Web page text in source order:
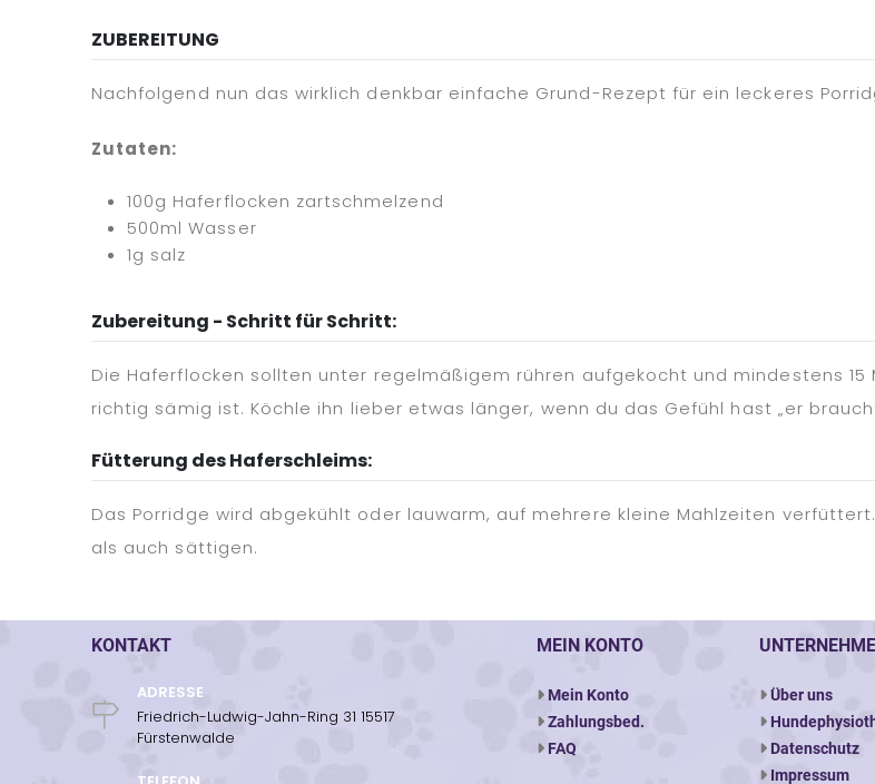
ZUBEREITUNG
Nachfolgend nun das wirklich denkbar einfache Grund-Rezept für ein leckeres
Zutaten:
100g Haferflocken zartschmelzend
500ml Wasser
1g salz
Zubereitung - Schritt für Schritt:
Die Haferflocken sollten unter regelmäßigem rühren aufgekocht und mindestens
richtig sämig ist. Köchle ihn lieber etwas länger, wenn du das Gefühl hast „er
Fütterung des Haferschleims:
Das Porridge wird abgekühlt oder lauwarm, auf mehrere kleine Mahlzeiten
als auch sättigen.
KONTAKT
ADRESSE
Friedrich-Ludwig-Jahn-Ring 31 15517
Fürstenwalde
MEIN KONTO
Mein Konto
Zahlungsbed.
FAQ
Über uns
Datenschutz
Impressum